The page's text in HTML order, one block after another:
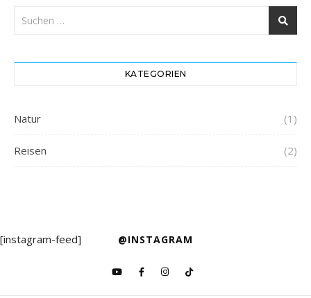
KATEGORIEN
Natur (1)
Reisen (2)
@INSTAGRAM
[instagram-feed]